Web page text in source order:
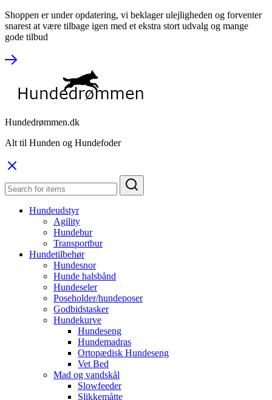
Shoppen er under opdatering, vi beklager ulejligheden og forventer
snarest at være tilbage igen med et ekstra stort udvalg og mange
gode tilbud
Hundedrømmen.dk
Alt til Hunden og Hundefoder
Hundeudstyr
Agility
Hundebur
Transportbur
Hundetilbehør
Hundesnor
Hunde halsbånd
Hundeseler
Poseholder/hundeposer
Godbidstasker
Hundekurve
Hundeseng
Hundemadras
Ortopædisk Hundeseng
Vet Bed
Mad og vandskål
Slowfeeder
Slikkemåtte